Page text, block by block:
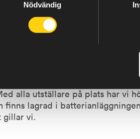
Nödvändig
tar effektivt tillvara på
elen kan sedan användas
balans- och frekvensreglering.
kan kapa såväl elhandels- som
Larsson, VD på Jättadalens
alla utställare på plats har vi
finns lagrad i
gillar vi.